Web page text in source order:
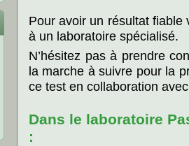
Pour avoir un résultat
à un laboratoire spécialisé.
N’hésitez pas à prendre
la marche à suivre pour la
ce test en collaboration
Dans le laboratoire
: